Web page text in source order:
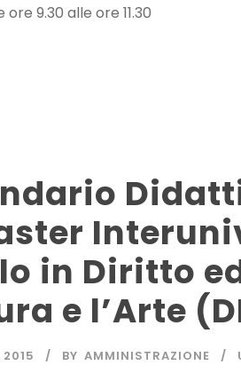
9.30 alle ore 11.30
in Diritto
e l’Arte
BY AMMINISTRAZIONE